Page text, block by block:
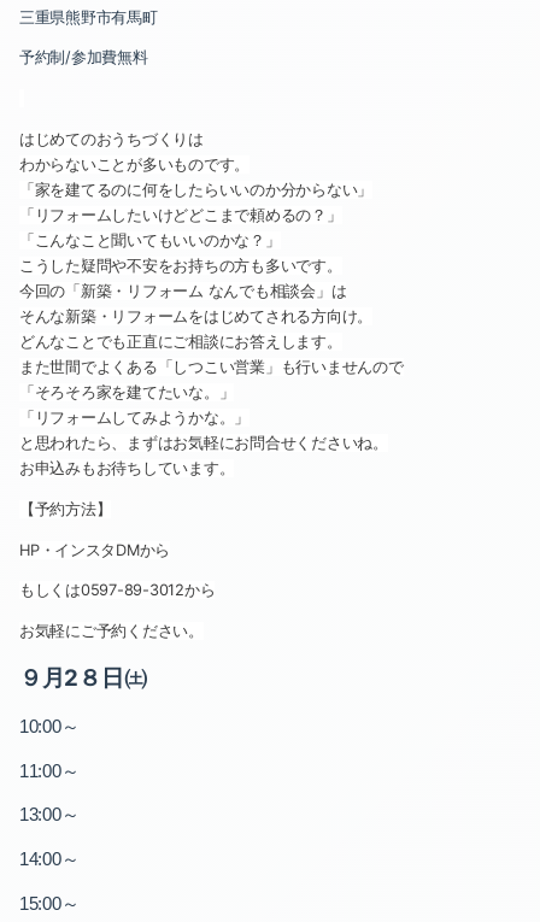
三重県熊野市有馬町
予約制/参加費無料
はじめてのおうちづくりは
わからないことが多いものです。
「家を建てるのに何をしたらいいのか分からない」
「リフォームしたいけどどこまで頼めるの？」
「こんなこと聞いてもいいのかな？」
こうした疑問や不安をお持ちの方も多いです。
今回の「新築・リフォーム なんでも相談会」は
そんな新築・リフォームをはじめてされる方向け。
どんなことでも正直にご相談にお答えします。
また世間でよくある「しつこい営業」も行いませんので
「そろそろ家を建てたいな。」
「リフォームしてみようかな。」
と思われたら、まずはお気軽にお問合せくださいね。
お申込みもお待ちしています。
【予約方法】
HP・インスタ DMから
もしくは0597-89-3012から
お気軽にご予約ください。
９月2８日㈯
10:00～
11:00～
13:00～
14:00～
15:00～